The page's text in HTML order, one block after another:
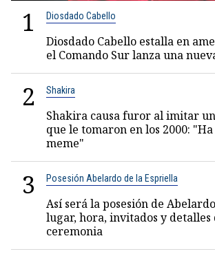
1 Diosdado Cabello
Diosdado Cabello estalla en
el Comando Sur lanza una
2 Shakira
Shakira causa furor al imitar
que le tomaron en los 2000:
meme"
3 Posesión Abelardo de la Espriella
Así será la posesión de
lugar, hora, invitados y detalles
ceremonia